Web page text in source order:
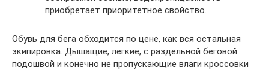
приобретает приоритетное свойство.
Обувь для бега обходится по цене, как вся остальная
экипировка. Дышащие, легкие, с раздельной беговой
подошвой и конечно не пропускающие влаги кроссовки